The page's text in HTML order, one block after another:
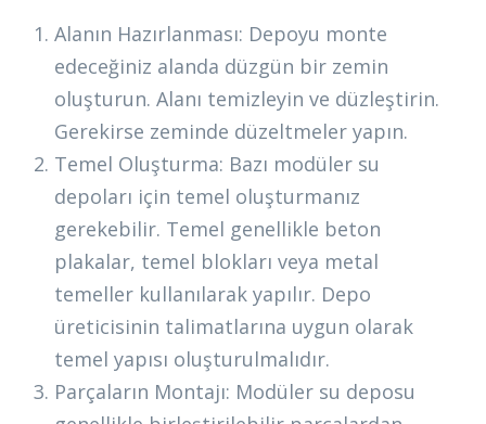
Alanın Hazırlanması: Depoyu monte
edeceğiniz alanda düzgün bir zemin
oluşturun. Alanı temizleyin ve düzleştirin.
Gerekirse zeminde düzeltmeler yapın.
Temel Oluşturma: Bazı modüler su
depoları için temel oluşturmanız
gerekebilir. Temel genellikle beton
plakalar, temel blokları veya metal
temeller kullanılarak yapılır. Depo
üreticisinin talimatlarına uygun olarak
temel yapısı oluşturulmalıdır.
Parçaların Montajı: Modüler su deposu